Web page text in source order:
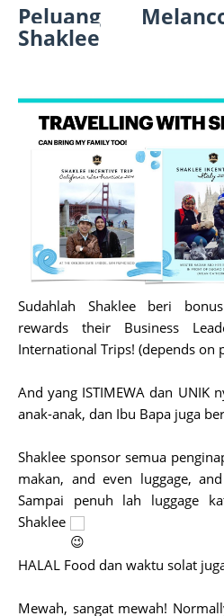
Peluang
Shaklee
Sudahlah Shaklee beri
rewards their Business
International Trips! (depends on
And yang ISTIMEWA dan UNIK
anak-anak, dan Ibu Bapa juga
Shaklee sponsor semua
makan, and even luggage,
Sampai penuh lah luggage
Shaklee
HALAL Food dan waktu solat
Mewah, sangat mewah!